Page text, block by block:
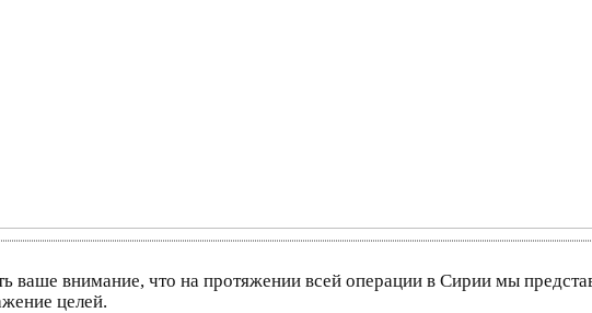
ваше внимание, что на протяжении всей операции в Сирии мы
целей.